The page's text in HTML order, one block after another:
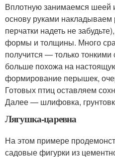
Вплотную занимаемся шеей
основу руками накладываем
перчатки надеть не
формы и толщины. Много
получится — только
больше похожа на
формирование перышек,
Готовых птиц оставляем
Далее — шлифовка,
Лягушка-царевна
На этом примере
садовые фигурки из